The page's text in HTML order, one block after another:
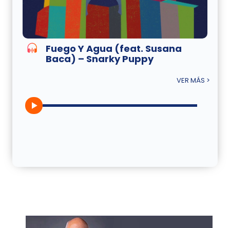
Fuego Y Agua (feat. Susana
Baca) – Snarky Puppy
VER MÁS >